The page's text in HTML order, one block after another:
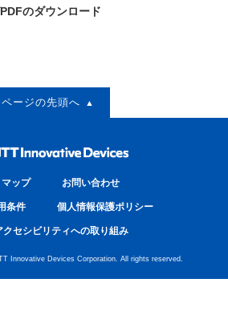
のダウンロード
ページの先頭へ
ップ お問い合わせ
条件 個人情報保護ポリシー
クセシビリティへの取り組み
Innovative Devices Corporation. All rights reserved.